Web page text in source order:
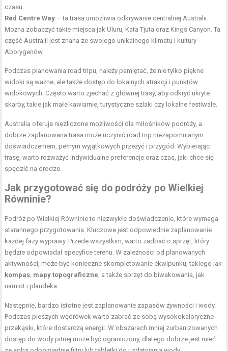
czasu.
Red Centre Way – ta trasa umożliwia odkrywanie centralnej Australii.
Można zobaczyć takie miejsca jak Uluru, Kata Tjuta oraz Kings Canyon. Ta
część Australii jest znana ze swojego unikalnego klimatu i kultury
Aborygenów.
Podczas planowania road tripu, należy pamiętać, że nie tylko piękne
widoki są ważne, ale także dostęp do lokalnych atrakcji i punktów
widokowych. Często warto zjechać z głównej trasy, aby odkryć ukryte
skarby, takie jak małe kawiarnie, turystyczne szlaki czy lokalne festiwale.
Australia oferuje niezliczone możliwości dla miłośników podróży, a
dobrze zaplanowana trasa może uczynić road trip niezapomnianym
doświadczeniem, pełnym wyjątkowych przeżyć i przygód. Wybierając
trasę, warto rozważyć indywidualne preferencje oraz czas, jaki chce się
spędzić na drodze.
Jak przygotować się do podróży po Wielkiej
Równinie?
Podróż po Wielkiej Równinie to niezwykłe doświadczenie, które wymaga
starannego przygotowania. Kluczowe jest odpowiednie zaplanowanie
każdej fazy wyprawy. Przede wszystkim, warto zadbać o sprzęt, który
będzie odpowiadał specyfice terenu. W zależności od planowanych
aktywności, może być konieczne skompletowanie ekwipunku, takiego jak
kompas mapy topograficzne , a także sprzęt do biwakowania, jak
namiot i plandeka.
Następnie, bardzo istotne jest zaplanowanie zapasów żywności i wody.
Podczas pieszych wędrówek warto zabrać ze sobą wysokokaloryczne
przekąski, które dostarczą energii. W obszarach mniej zurbanizowanych
dostęp do wody pitnej może być ograniczony, dlatego dobrze jest mieć